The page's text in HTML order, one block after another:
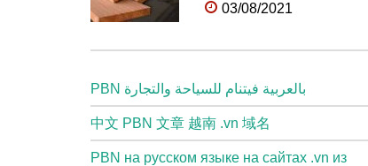
03/08/2021
PBN بالعربية فيتنام للسياحة والتجارة
中文 PBN 文章 越南 .vn 域名
PBN на русском языке на сайтах .vn из